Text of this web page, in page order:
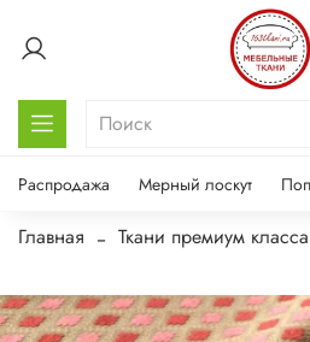
Распродажа Мерный лоскут
Главная Ткани премиум класса